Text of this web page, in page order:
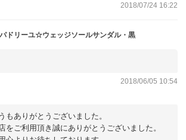
2018/07/24 16:22
パドリーユ☆ウェッジソールサンダル・黒
2018/06/05 10:54
もありがとうございました。
をご利用頂き誠にありがとうございました。